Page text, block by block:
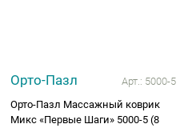
Орто-Пазл Арт.: 5000-5
Орто-Пазл Массажный коврик
Микс «Первые Шаги» 5000-5 (8